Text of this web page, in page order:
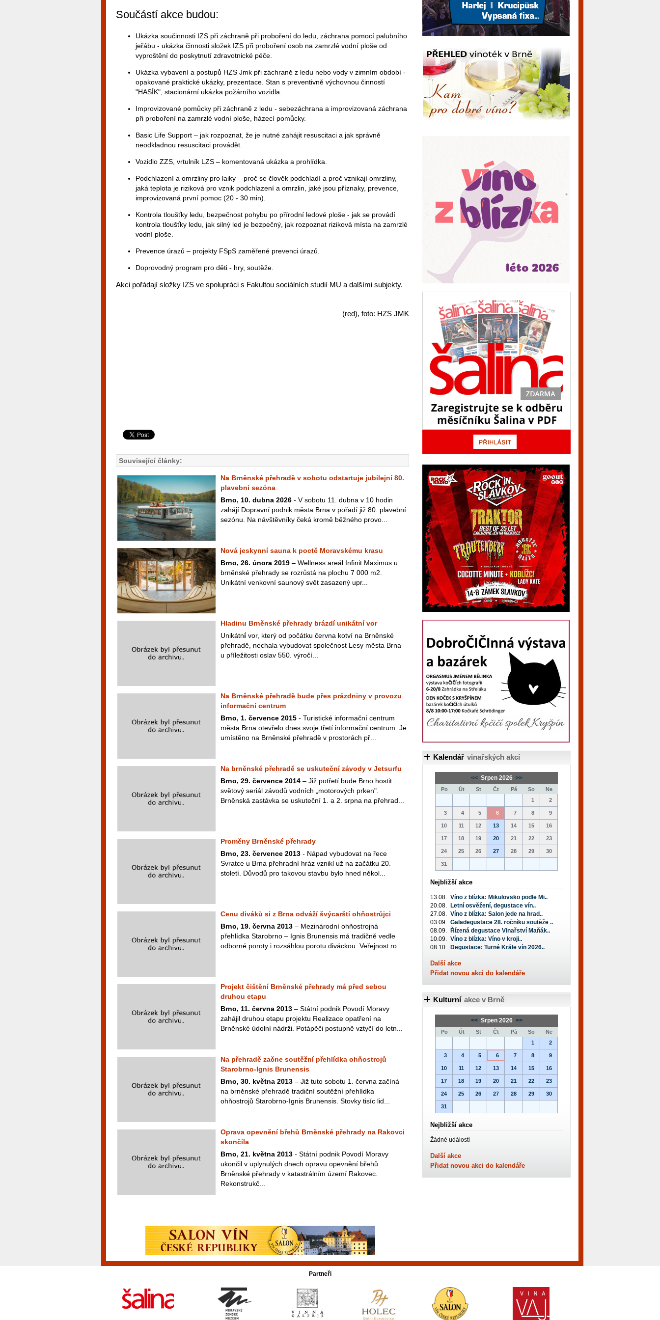
Součástí akce budou:
Ukázka součinnosti IZS při záchraně při proboření do ledu, záchrana pomocí palubního
jeřábu - ukázka činnosti složek IZS při proboření osob na zamrzlé vodní ploše od
vyproštění do poskytnutí zdravotnické péče.
Ukázka vybavení a postupů HZS Jmk při záchraně z ledu nebo vody v zimním období -
opakované praktické ukázky, prezentace. Stan s preventivně výchovnou činností
"HASÍK", stacionární ukázka požárního vozidla.
Improvizované pomůcky při záchraně z ledu - sebezáchrana a improvizovaná záchrana
při proboření na zamrzlé vodní ploše, házecí pomůcky.
Basic Life Support – jak rozpoznat, že je nutné zahájit resuscitaci a jak správně
neodkladnou resuscitaci provádět.
Vozidlo ZZS, vrtulník LZS – komentovaná ukázka a prohlídka.
Podchlazení a omrzliny pro laiky – proč se člověk podchladí a proč vznikají omrzliny,
jaká teplota je riziková pro vznik podchlazení a omrzlin, jaké jsou příznaky, prevence,
improvizovaná první pomoc (20 - 30 min).
Kontrola tloušťky ledu, bezpečnost pohybu po přírodní ledové ploše - jak se provádí
kontrola tloušťky ledu, jak silný led je bezpečný, jak rozpoznat riziková místa na zamrzlé
vodní ploše.
Prevence úrazů – projekty FSpS zaměřené prevenci úrazů.
Doprovodný program pro děti - hry, soutěže.
Akci pořádají složky IZS ve spolupráci s Fakultou sociálních studií MU a dalšími subjekty.
(red), foto: HZS JMK
Související články:
Na Brněnské přehradě v sobotu odstartuje jubilejní 80.
plavební sezóna
Brno, 10. dubna 2026 - V sobotu 11. dubna v 10 hodin
zahájí Dopravní podnik města Brna v pořadí již 80. plavební
sezónu. Na návštěvníky čeká kromě běžného provo...
Nová jeskynní sauna k poctě Moravskému krasu
Brno, 26. února 2019 – Wellness areál Infinit Maximus u
brněnské přehrady se rozrůstá na plochu 7 000 m2.
Unikátní venkovní saunový svět zasazený upr...
Hladinu Brněnské přehrady brázdí unikátní vor
Unikátnívor, který od počátku června kotví na Brněnské
přehradě, nechala vybudovat společnost Lesy města Brna
u příležitosti oslav 550. výročí...
Na Brněnské přehradě bude přes prázdniny v provozu
informační centrum
Brno, 1. července 2015 - Turistické informační centrum
města Brna otevřelo dnes svoje třetí informační centrum. Je
umístěno na Brněnské přehradě v prostorách př...
Na brněnské přehradě se uskuteční závody v Jetsurfu
Brno, 29. července 2014 – Již potřetí bude Brno hostit
světový seriál závodů vodních „motorových prken".
Brněnská zastávka se uskuteční 1. a 2. srpna na přehrad...
Proměny Brněnské přehrady
Brno, 23. července 2013 - Nápad vybudovat na řece
Svratce u Brna přehradní hráz vznikl už na začátku 20.
století. Důvodů pro takovou stavbu bylo hned někol...
Cenu diváků si z Brna odváží švýcarští ohňostrůjci
Brno, 19. června 2013 – Mezinárodní ohňostrojná
přehlídka Starobrno – Ignis Brunensis má tradičně vedle
odborné poroty i rozsáhlou porotu diváckou. Veřejnost ro...
Projekt čištění Brněnské přehrady má před sebou
druhou etapu
Brno, 11. června 2013 – Státní podnik Povodí Moravy
zahájil druhou etapu projektu Realizace opatření na
Brněnské údolní nádrži. Potápěči postupně vztyčí do letn...
Na přehradě začne soutěžní přehlídka ohňostrojů
Starobrno-Ignis Brunensis
Brno, 30. května 2013 – Již tuto sobotu 1. června začíná
na brněnské přehradě tradiční soutěžní přehlídka
ohňostrojů Starobrno-Ignis Brunensis. Stovky tisíc lid...
Oprava opevnění břehů Brněnské přehrady na Rakovci
skončila
Brno, 21. května 2013 - Státní podnik Povodí Moravy
ukončil v uplynulých dnech opravu opevnění břehů
Brněnské přehrady v katastrálním území Rakovec.
Rekonstrukč...
Kalendář vinařských akcí
<< Srpen 2026 >>
Po Út St Čt Pá So
Ne
1
2
3 4 5 6 7 8 9
10 11 12 13 14 15 16
17 18 19 20 21 22 23
24 25 26 27 28 29 30
31
Nejbližší akce
13.08. Víno z blízka: Mikulovsko podle Mi..
20.08.
Letní osvěžení, degustace vín..
27.08. Víno z blízka: Salon jede na hrad..
03.09. Galadegustace 28. ročníku soutěže ..
08.09.
Řízená degustace Vinařství Maňák..
10.09. Víno z blízka: Víno v kroji..
08.10.
Degustace: Turné Krále vín 2026..
Další akce
Přidat novou akci do kalendáře
Kulturní akce v Brně
<< Srpen 2026 >>
Po Út St Čt Pá So
Ne
1
2
3 4 5 6 7 8 9
10 11 12 13 14 15 16
17 18 19 20 21 22 23
24 25 26 27 28 29 30
31
Nejbližší akce
Žádné události
Další akce
Přidat novou akci do kalendáře
Partneři